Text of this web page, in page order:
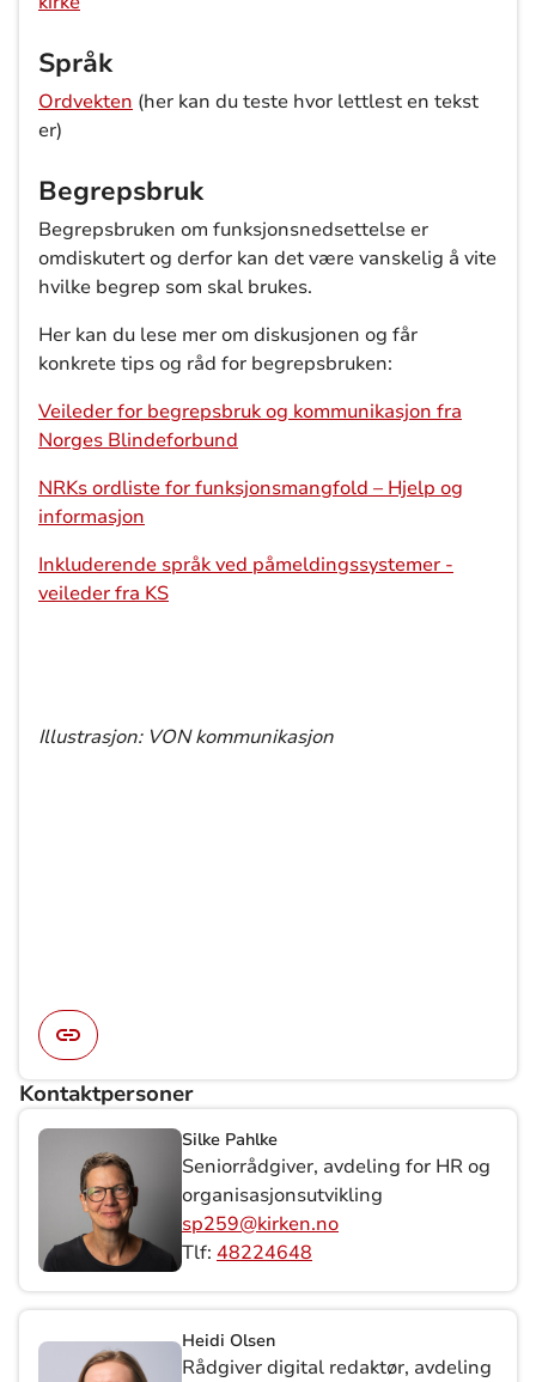
Språk
Ordvekten (her kan du teste hvor lettlest en tekst
er)
Begrepsbruk
Begrepsbruken om funksjonsnedsettelse er
omdiskutert og derfor kan det være vanskelig å vite
hvilke begrep som skal brukes.
Her kan du lese mer om diskusjonen og får
konkrete tips og råd for begrepsbruken:
Veileder for begrepsbruk og kommunikasjon fra
Norges Blindeforbund
NRKs ordliste for funksjonsmangfold – Hjelp og
informasjon
Inkluderende språk ved påmeldingssystemer -
veileder fra KS
Illustrasjon: VON kommunikasjon
Kontaktpersoner
Silke Pahlke
Seniorrådgiver, avdeling for HR og
organisasjonsutvikling
sp259@kirken.no
Tlf: 48224648
Heidi Olsen
Rådgiver digital redaktør, avdeling